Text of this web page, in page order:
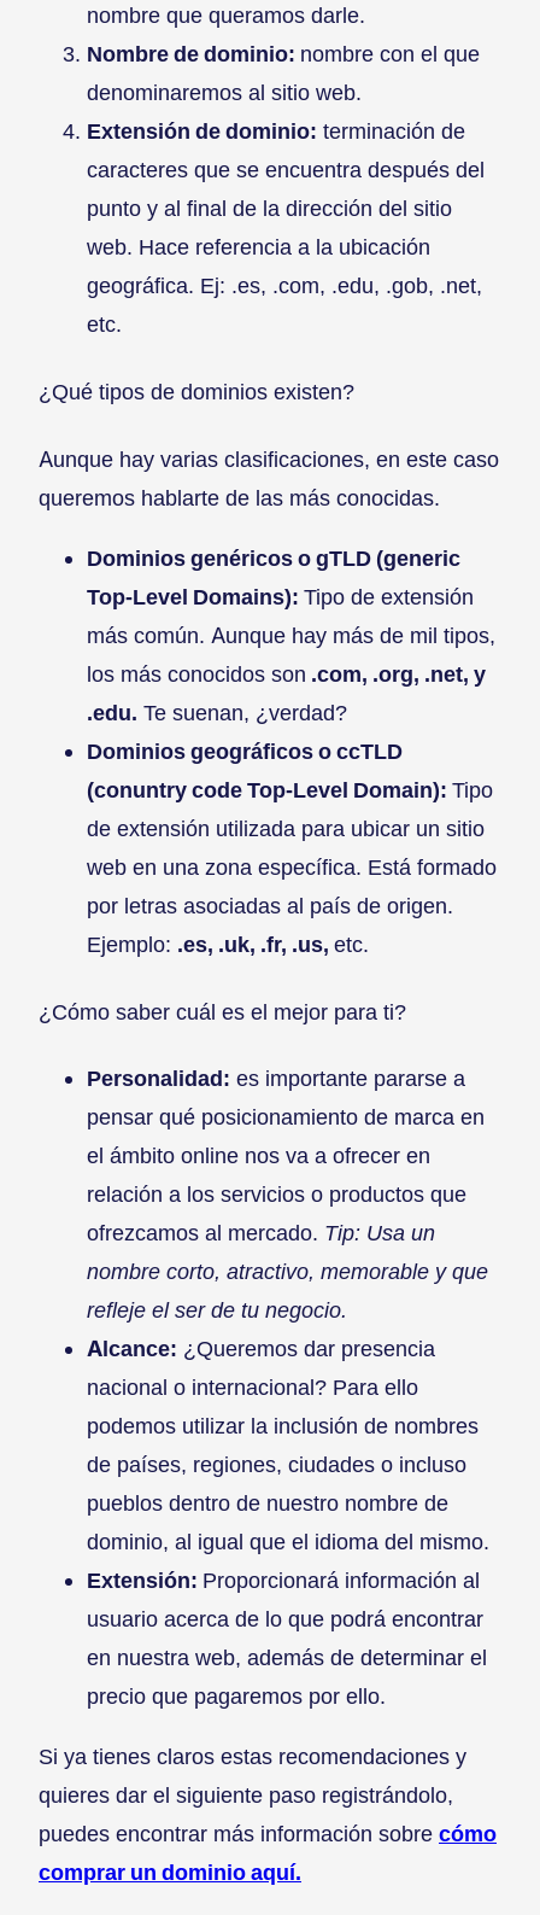
nombre que queramos darle.
Nombre de dominio: nombre con el que
denominaremos al sitio web.
Extensión de dominio: terminación de
caracteres que se encuentra después del
punto y al final de la dirección del sitio
web. Hace referencia a la ubicación
geográfica. Ej: .es, .com, .edu, .gob, .net,
etc.
¿Qué tipos de dominios existen?
Aunque hay varias clasificaciones, en este caso
queremos hablarte de las más conocidas.
Dominios genéricos o gTLD (generic
Top-Level Domains): Tipo de extensión
más común. Aunque hay más de mil tipos,
los más conocidos son .com, .org, .net, y
.edu. Te suenan, ¿verdad?
Dominios geográficos o ccTLD
(conuntry code Top-Level Domain): Tipo
de extensión utilizada para ubicar un sitio
web en una zona específica. Está formado
por letras asociadas al país de origen.
Ejemplo: .es, .uk, .fr, .us, etc.
¿Cómo saber cuál es el mejor para ti?
Personalidad: es importante pararse a
pensar qué posicionamiento de marca en
el ámbito online nos va a ofrecer en
relación a los servicios o productos que
ofrezcamos al mercado. Tip: Usa un
nombre corto, atractivo, memorable y que
refleje el ser de tu negocio.
Alcance: ¿Queremos dar presencia
nacional o internacional? Para ello
podemos utilizar la inclusión de nombres
de países, regiones, ciudades o incluso
pueblos dentro de nuestro nombre de
dominio, al igual que el idioma del mismo.
Extensión: Proporcionará información al
usuario acerca de lo que podrá encontrar
en nuestra web, además de determinar el
precio que pagaremos por ello.
Si ya tienes claros estas recomendaciones y
quieres dar el siguiente paso registrándolo,
puedes encontrar más información sobre cómo
comprar un dominio aquí.